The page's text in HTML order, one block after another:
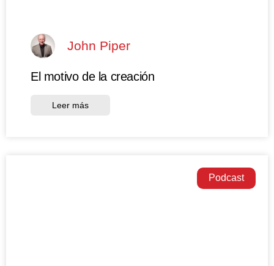
John Piper
El motivo de la creación
Leer más
Podcast